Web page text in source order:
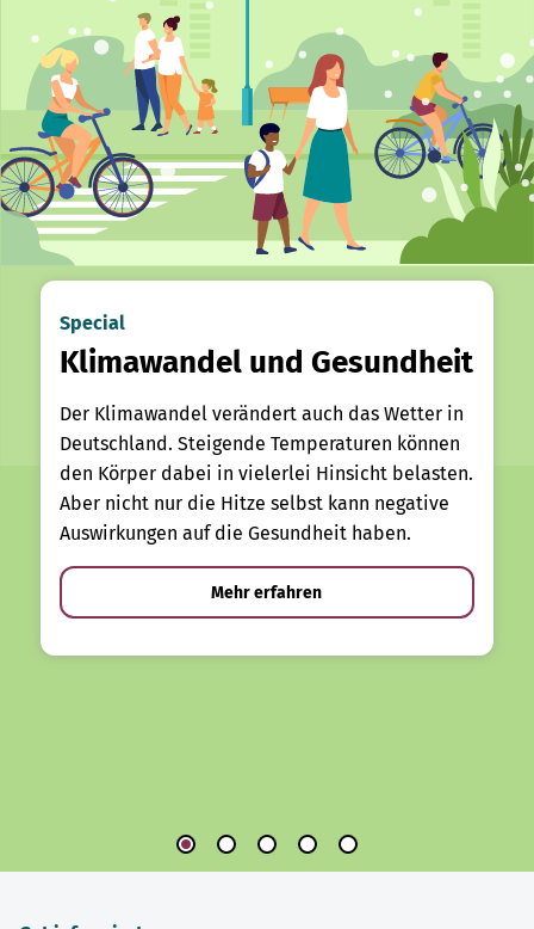
Special
Klimawandel und Gesundheit
Der Klimawandel verändert auch das Wetter in
Deutschland. Steigende Temperaturen können
den Körper dabei in vielerlei Hinsicht belasten.
Aber nicht nur die Hitze selbst kann negative
Auswirkungen auf die Gesundheit haben.
Mehr erfahren